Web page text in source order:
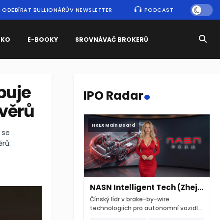
ODEBÍRAT BULLIONÁŘŮV NEWSLETTER PODCAST
E-BOOKY SROVNÁVAČ BROKERŮ
IPO Radar.
HKEX Main Board
NASN Intelligent Tech (Zhejiang)
Čínský lídr v brake-by-wire
technologiích pro autonomní vozidla